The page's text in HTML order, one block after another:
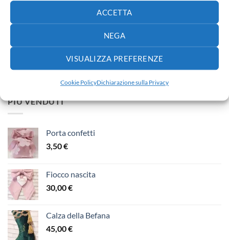
ACCETTA
NEGA
VISUALIZZA PREFERENZE
Cookie PolicyDichiarazione sulla Privacy
30,00€
PIÙ VENDUTI
Porta confetti
3,50€
Fiocco nascita
30,00€
Calza della Befana
45,00€